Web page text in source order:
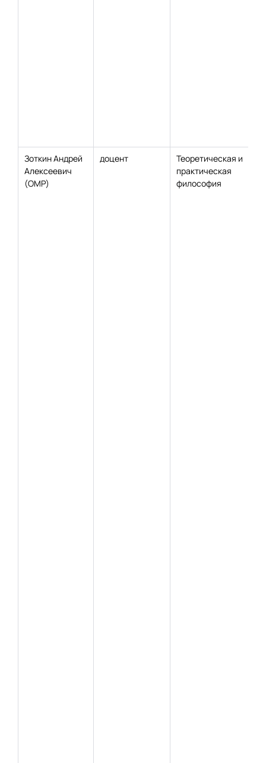
Зоткин Андрей
Алексеевич
(ОМР)
доцент
Теоретическая и
практическая
философия